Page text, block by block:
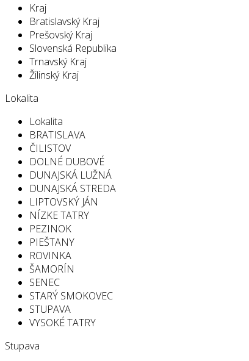
Kraj
Bratislavský Kraj
Prešovský Kraj
Slovenská Republika
Trnavský Kraj
Žilinský Kraj
Lokalita
Lokalita
BRATISLAVA
ČILISTOV
DOLNÉ DUBOVÉ
DUNAJSKÁ LUŽNÁ
DUNAJSKÁ STREDA
LIPTOVSKÝ JÁN
NÍZKE TATRY
PEZINOK
PIEŠTANY
ROVINKA
ŠAMORÍN
SENEC
STARÝ SMOKOVEC
STUPAVA
VYSOKÉ TATRY
Stupava